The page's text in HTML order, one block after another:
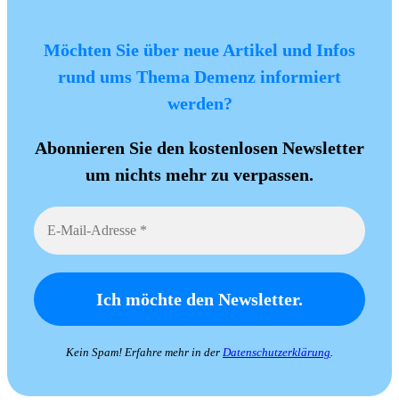
Möchten Sie über neue Artikel und Infos
rund ums Thema Demenz informiert
werden?
Abonnieren Sie den kostenlosen Newsletter
um nichts mehr zu verpassen.
Kein Spam! Erfahre mehr in der Datenschutzerklärung.